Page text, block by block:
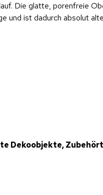
Die glatte, porenfreie
und ist dadurch absolut
Dekoobjekte,